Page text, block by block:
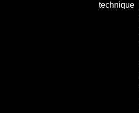
technique